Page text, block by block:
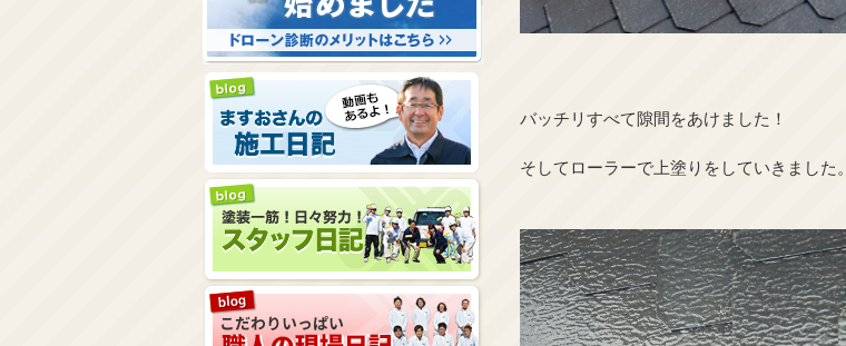
バッチリすべて隙間をあけました！
そしてローラーで上塗りをしていきました。